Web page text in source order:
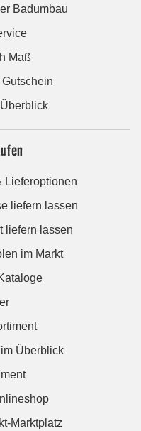
Badumbau
Maß
Lieferoptionen
liefern lassen
liefern lassen
im Markt
Überblick
Marktplatz